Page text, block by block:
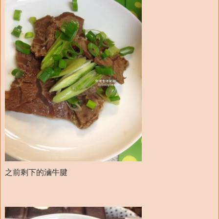
之前剩下的滷牛腱